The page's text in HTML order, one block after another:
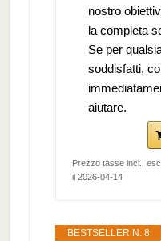
nostro
la completa
Se per
soddisfatti,
aiutare.
Prezzo tasse incl.,
il 2026-04-14
BESTSELLER N. 8